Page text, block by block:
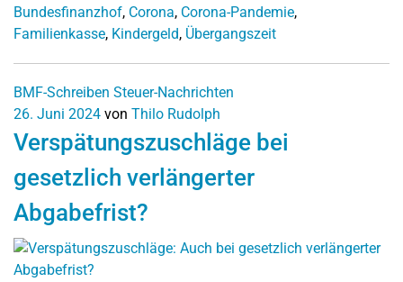
Bundesfinanzhof, Corona, Corona-Pandemie,
Familienkasse, Kindergeld, Übergangszeit
BMF-Schreiben Steuer-Nachrichten
26. Juni 2024 von Thilo Rudolph
Verspätungszuschläge bei
gesetzlich verlängerter
Abgabefrist?